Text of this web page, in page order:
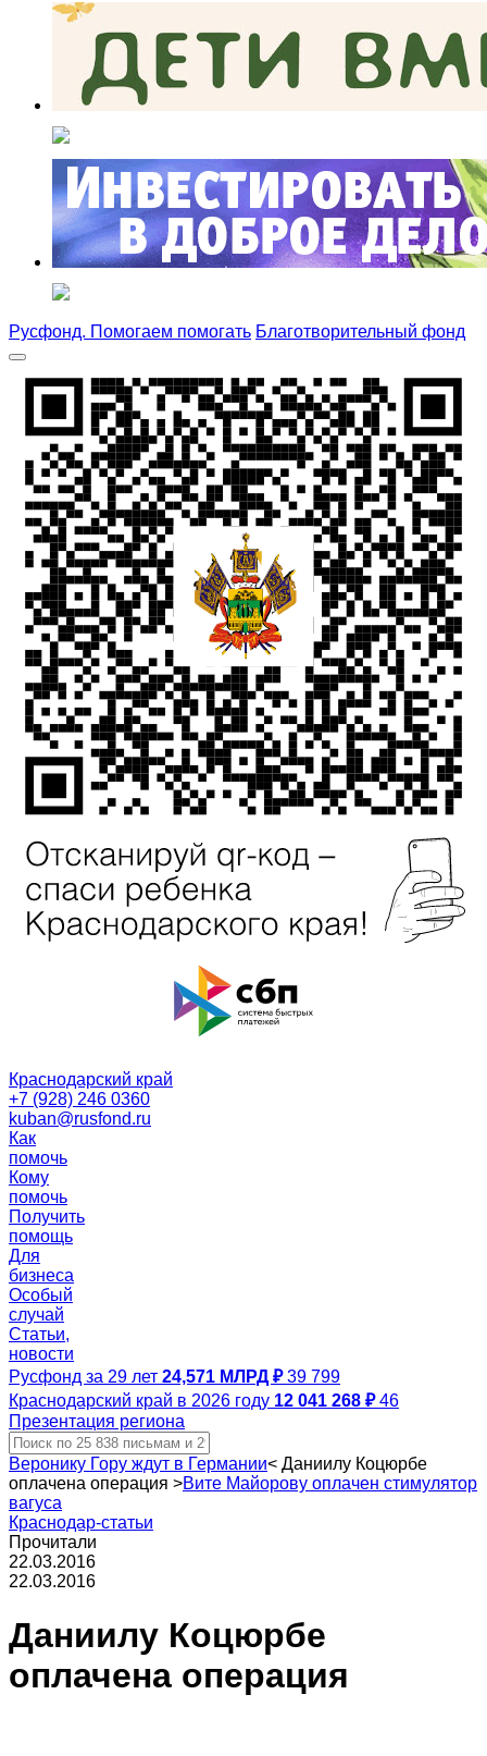
Русфонд. Помогаем помогать Благотворительный фонд
Краснодарский край
+7 (928) 246 0360
kuban@rusfond.ru
Как
помочь
Кому
помочь
Получить
помощь
Для
бизнеса
Особый
случай
Статьи,
новости
Русфонд за 29 лет 24,571 МЛРД ₽ 39 799
Краснодарский край в 2026 году 12 041 268 ₽ 46
Презентация региона
Веронику Гору ждут в Германии< Даниилу Коцюрбе
оплачена операция >Вите Майорову оплачен стимулятор
вагуса
Краснодар-статьи
Прочитали
22.03.2016
22.03.2016
Даниилу Коцюрбе
оплачена операция